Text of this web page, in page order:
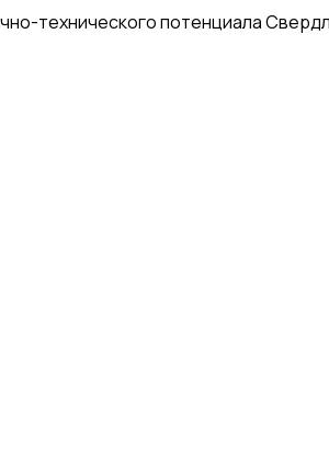
технического потенциала